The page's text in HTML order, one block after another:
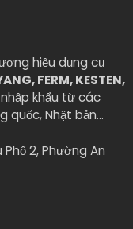
hiệu dụng cụ
FERM, KESTEN,
khẩu từ các
quốc, Nhật bản…
2, Phường An